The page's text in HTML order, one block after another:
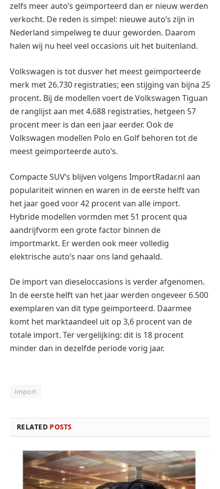
zelfs meer auto’s geïmporteerd dan er nieuw werden
verkocht. De reden is simpel: nieuwe auto’s zijn in
Nederland simpelweg te duur geworden. Daarom
halen wij nu heel veel occasions uit het buitenland.
Volkswagen is tot dusver het meest geïmporteerde
merk met 26.730 registraties; een stijging van bijna 25
procent. Bij de modellen voert de Volkswagen Tiguan
de ranglijst aan met 4.688 registraties, hetgeen 57
procent meer is dan een jaar eerder. Ook de
Volkswagen modellen Polo en Golf behoren tot de
meest geïmporteerde auto’s.
Compacte SUV’s blijven volgens ImportRadar.nl aan
populariteit winnen en waren in de eerste helft van
het jaar goed voor 42 procent van alle import.
Hybride modellen vormden met 51 procent qua
aandrijfvorm een grote factor binnen de
importmarkt. Er werden ook meer volledig
elektrische auto’s naar ons land gehaald.
De import van dieseloccasions is verder afgenomen.
In de eerste helft van het jaar werden ongeveer 6.500
exemplaren van dit type geïmporteerd. Daarmee
komt het marktaandeel uit op 3,6 procent van de
totale import. Ter vergelijking: dit is 18 procent
minder dan in dezelfde periode vorig jaar.
Import
RELATED POSTS